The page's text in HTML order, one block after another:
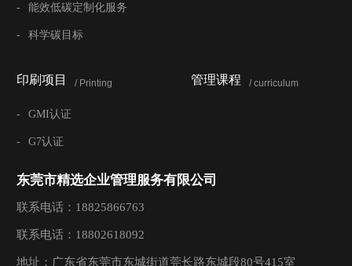
- 能效低碳定制化服务
- 科学碳目标
印刷项目 / Printing
- GMI认证
- G7认证
管理课程 / curriculum
东莞市精选企业管理服务有限公司
联系电话：18825866763
联系电话：18802618092
地址：广东省东莞市东城街道莞长路东城段80号415室